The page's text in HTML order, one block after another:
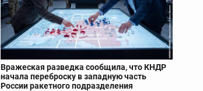
Вражеская разведка сообщила, что КНДР
начала переброску в западную часть
России ракетного подразделения